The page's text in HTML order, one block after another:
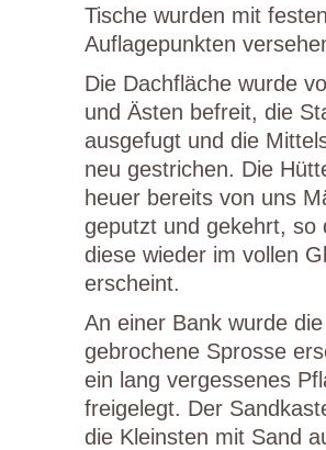
Tische wurden mit festen
Auflagepunkten
Die Dachfläche wurde
und Ästen befreit, die
ausgefugt und die
neu gestrichen. Die
heuer bereits von uns
geputzt und gekehrt, so
diese wieder im vollen
erscheint.
An einer Bank wurde die
gebrochene Sprosse
ein lang vergessenes
freigelegt. Der
die Kleinsten mit Sand